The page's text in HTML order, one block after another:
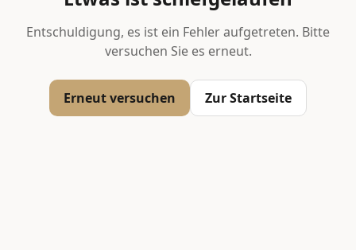
Entschuldigung, es ist ein Fehler aufgetreten. Bitte
versuchen Sie es erneut.
Erneut versuchen Zur Startseite